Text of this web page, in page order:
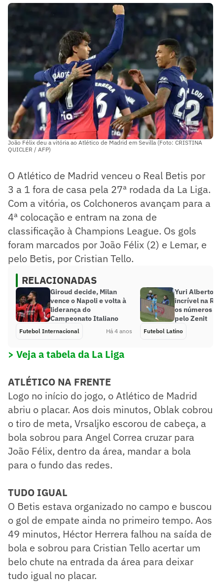
João Félix deu a vitória ao Atlético de Madrid em Sevilla (Foto: CRISTINA
QUICLER / AFP)
O Atlético de Madrid venceu o Real Betis por
3 a 1 fora de casa pela 27ª rodada da La Liga.
Com a vitória, os Colchoneros avançam para a
4ª colocação e entram na zona de
classificação à Champions League. Os gols
foram marcados por João Félix (2) e Lemar, e
pelo Betis, por Cristian Tello.
RELACIONADAS
Giroud decide, Milan
vence o Napoli e volta à
liderança do
Campeonato Italiano
Futebol Internacional Há 4 anos
Yuri Alberto
incrível na
os números
pelo Zenit
Futebol Latino
> Veja a tabela da La Liga
ATLÉTICO NA FRENTE
Logo no início do jogo, o Atlético de Madrid
abriu o placar. Aos dois minutos, Oblak cobrou
o tiro de meta, Vrsaljko escorou de cabeça, a
bola sobrou para Angel Correa cruzar para
João Félix, dentro da área, mandar a bola
para o fundo das redes.
TUDO IGUAL
O Betis estava organizado no campo e buscou
o gol de empate ainda no primeiro tempo. Aos
49 minutos, Héctor Herrera falhou na saída de
bola e sobrou para Cristian Tello acertar um
belo chute na entrada da área para deixar
tudo igual no placar.